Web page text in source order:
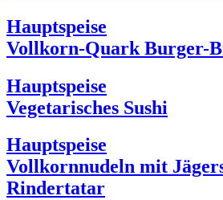
Hauptspeise
Vollkorn-Quark Burger-
Hauptspeise
Vegetarisches Sushi
Hauptspeise
Vollkornnudeln mit
Rindertatar